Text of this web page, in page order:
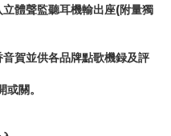
體聲監聽耳機輸出座(附量獨
賀並供各品牌點歌機録及評
關。